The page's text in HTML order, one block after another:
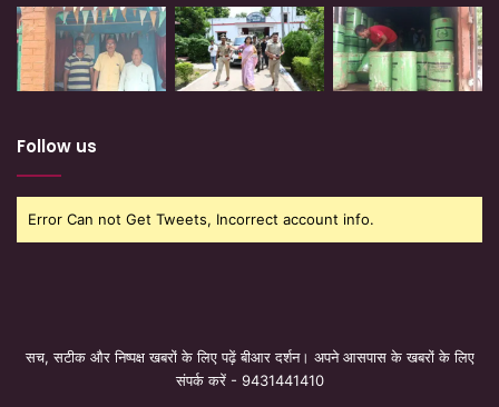
Follow us
Error Can not Get Tweets, Incorrect account info.
सच, सटीक और निष्पक्ष खबरों के लिए पढ़ें बीआर दर्शन। अपने आसपास के खबरों के लिए
संपर्क करें - 9431441410